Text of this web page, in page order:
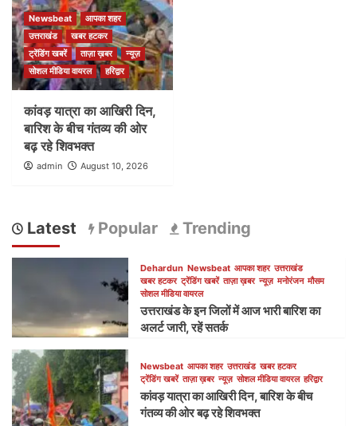
Newsbeat
आपका शहर
उत्तराखंड
खबर हटकर
ट्रेंडिंग खबरें
ताज़ा ख़बर
न्यूज़
सोशल मीडिया वायरल
हरिद्वार
कांवड़ यात्रा का आखिरी दिन,
बारिश के बीच गंतव्य की ओर
बढ़ रहे शिवभक्त
admin August 10, 2026
Latest Popular Trending
Dehardun Newsbeat आपका शहर उत्तराखंड
खबर हटकर ट्रेंडिंग खबरें ताज़ा ख़बर न्यूज़ मनोरंजन मौसम
सोशल मीडिया वायरल
उत्तराखंड के इन जिलों में आज भारी बारिश का
अलर्ट जारी, रहें सतर्क
Newsbeat आपका शहर उत्तराखंड खबर हटकर
ट्रेंडिंग खबरें ताज़ा ख़बर न्यूज़ सोशल मीडिया वायरल हरिद्वार
कांवड़ यात्रा का आखिरी दिन, बारिश के बीच
गंतव्य की ओर बढ़ रहे शिवभक्त